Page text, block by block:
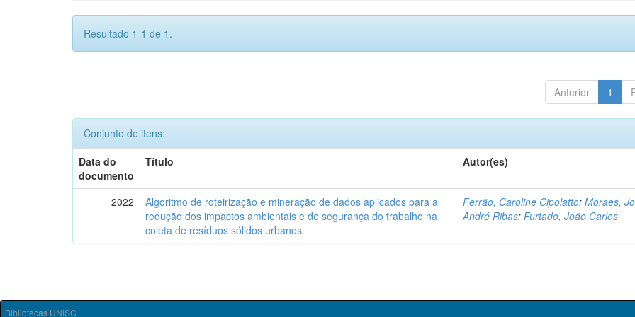
Resultado 1-1 de 1.
Anterior 1
Conjunto de itens:
Data do
documento
Título Autor(es)
2022
Algoritmo de roteirização e mineração de dados aplicados para a
redução dos impactos ambientais e de segurança do trabalho na
coleta de resíduos sólidos urbanos.
Ferrão, Caroline Cipolatto;Moraes,
André Ribas;Furtado, João Carlos
Bibliotecas UNISC